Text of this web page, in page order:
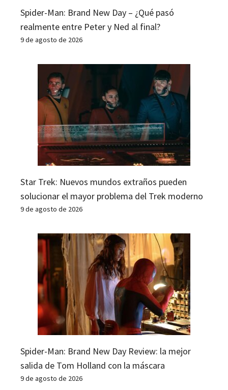
Spider-Man: Brand New Day – ¿Qué pasó
realmente entre Peter y Ned al final?
9 de agosto de 2026
Star Trek: Nuevos mundos extraños pueden
solucionar el mayor problema del Trek moderno
9 de agosto de 2026
Spider-Man: Brand New Day Review: la mejor
salida de Tom Holland con la máscara
9 de agosto de 2026